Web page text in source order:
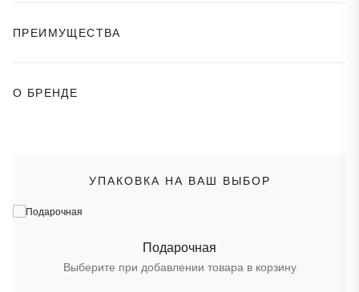
ПРЕИМУЩЕСТВА
О БРЕНДЕ
УПАКОВКА НА ВАШ ВЫБОР
Подарочная
Выберите при добавлении товара в корзину